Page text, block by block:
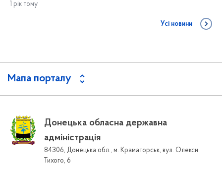
1 рік тому
Усі новини
Мапа порталу
Донецька обласна державна
адміністрація
84306, Донецька обл., м. Краматорськ, вул. Олекси
Тихого, 6